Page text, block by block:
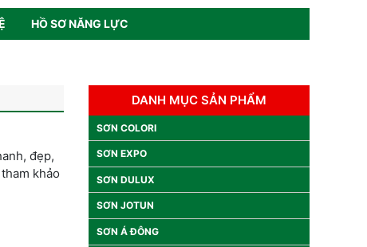
HỒ SƠ NĂNG LỰC
đẹp,
khảo
DANH MỤC SẢN PHẨM
SƠN COLORI
SƠN EXPO
SƠN DULUX
SƠN JOTUN
SƠN Á ĐÔNG